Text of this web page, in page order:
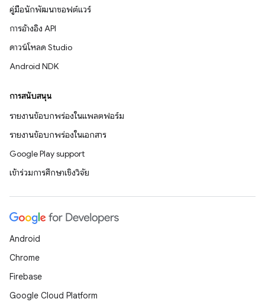
คู่มือนักพัฒนาซอฟต์แวร์
การอ้างอิง API
ดาวน์โหลด Studio
Android NDK
การสนับสนุน
รายงานข้อบกพร่องในแพลตฟอร์ม
รายงานข้อบกพร่องในเอกสาร
Google Play support
เข้าร่วมการศึกษาเชิงวิจัย
Android
Chrome
Firebase
Google Cloud Platform